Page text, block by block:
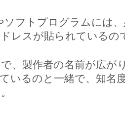
ソフトプログラムには
レスが貼られているの
、製作者の名前が広が
いるのと一緒で、知名